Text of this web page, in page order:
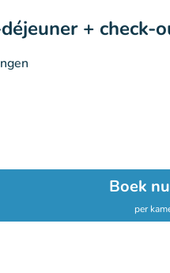
+
Boek
per